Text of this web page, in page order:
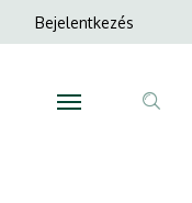
Anonim
menüje
Bejelentkezés